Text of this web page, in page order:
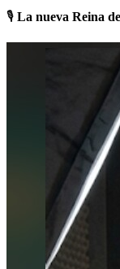
🎙️ La nueva Reina